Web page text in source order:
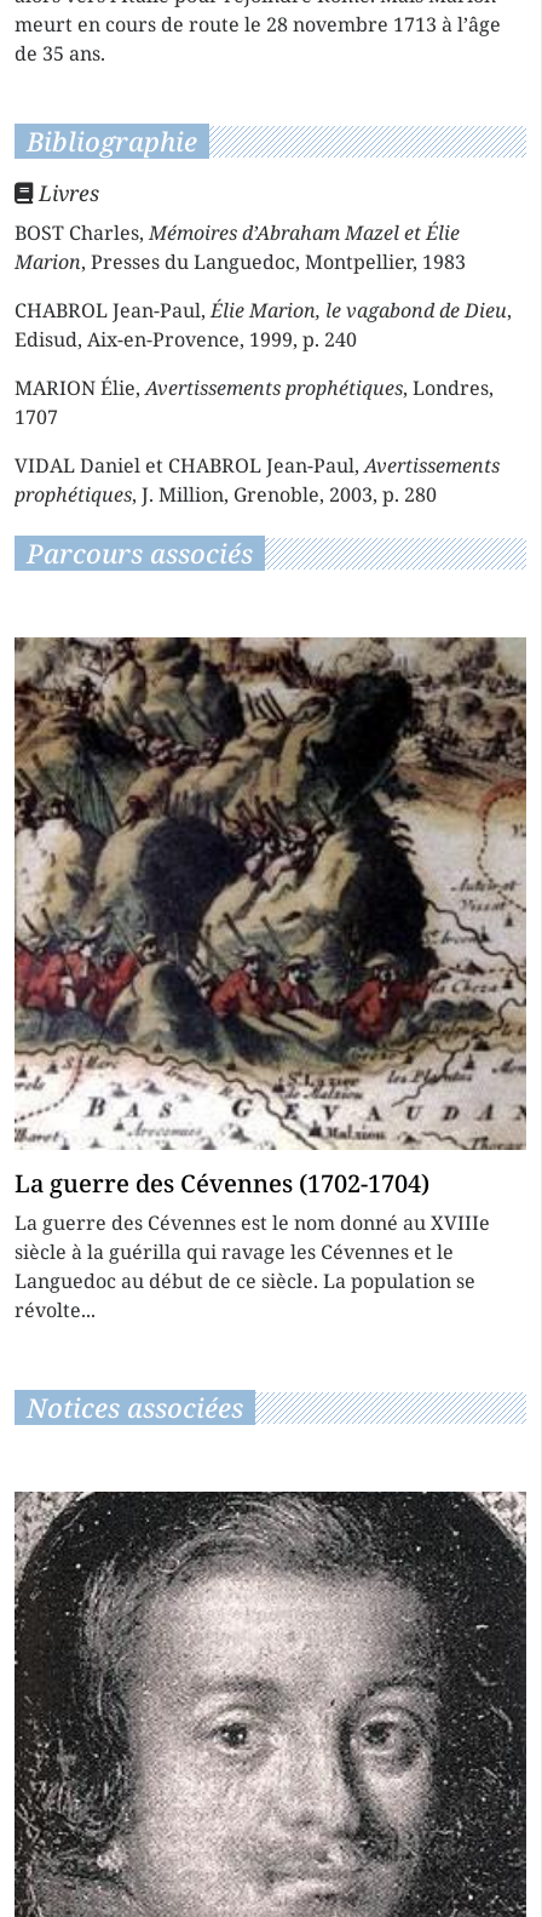
meurt en cours de route le 28 novembre 1713 à l’âge
de 35 ans.
Bibliographie
Livres
BOST Charles,Mémoires d’Abraham Mazel et Élie
Marion, Presses du Languedoc, Montpellier, 1983
CHABROL Jean-Paul,Élie Marion, le vagabond de Dieu,
Edisud, Aix-en-Provence, 1999, p. 240
MARION Élie,Avertissements prophétiques, Londres,
1707
VIDAL Daniel et CHABROL Jean-Paul,Avertissements
prophétiques, J. Million, Grenoble, 2003, p. 280
Parcours associés
La guerre des Cévennes (1702-1704)
La guerre des Cévennes est le nom donné au XVIIIe
siècle à la guérilla qui ravage les Cévennes et le
Languedoc au début de ce siècle. La population se
révolte...
Notices associées